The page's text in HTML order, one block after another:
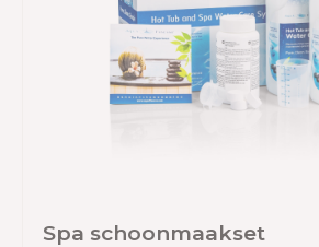
Spa schoonmaakset